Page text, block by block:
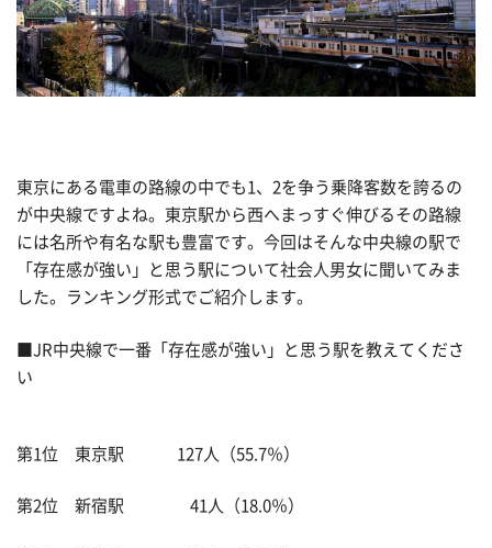
東京にある電車の路線の中でも1、2を争う乗降客数を誇るの
が中央線ですよね。東京駅から西へまっすぐ伸びるその路線
には名所や有名な駅も豊富です。今回はそんな中央線の駅で
「存在感が強い」と思う駅について社会人男女に聞いてみま
した。ランキング形式でご紹介します。
■JR中央線で一番「存在感が強い」と思う駅を教えてくださ
い
第1位 東京駅 127人（55.7％）
第2位 新宿駅 41人（18.0％）